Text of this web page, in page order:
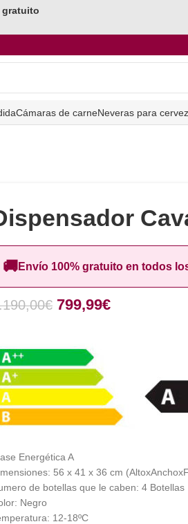
gratuito
Cámaras de carneNeveras para
🚚Envío 100% gratuito en todos
€ 799,99€
Energética A
56 x 41 x 36 cm
de botellas que le caben: 4 Botellas
Negro
12-18ºC